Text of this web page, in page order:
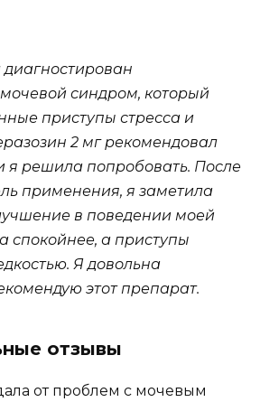
синдром, который
приступы стресса и
2 мг рекомендовал
я решила попробовать. После
применения, я заметила
в поведении моей
спокойнее, а приступы
Я довольна
этот препарат.
отзывы
от проблем с мочевым